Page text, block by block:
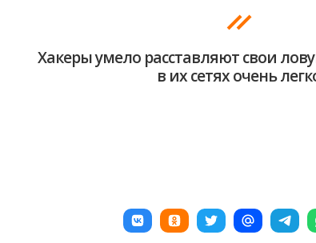
Хакеры умело расставляют свои
в их сетях очень